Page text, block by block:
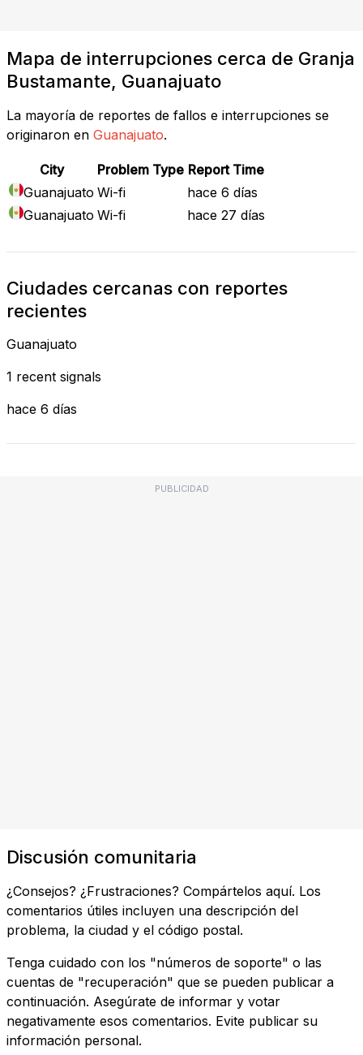
Mapa de interrupciones cerca de Granja
Bustamante, Guanajuato
La mayoría de reportes de fallos e interrupciones se
originaron en Guanajuato.
City Problem Type Report Time
Guanajuato Wi-fi
hace 6 días
Guanajuato Wi-fi hace 27 días
Ciudades cercanas con reportes
recientes
Guanajuato
1 recent signals
hace 6 días
PUBLICIDAD
Discusión comunitaria
¿Consejos? ¿Frustraciones? Compártelos aquí. Los
comentarios útiles incluyen una descripción del
problema, la ciudad y el código postal.
Tenga cuidado con los "números de soporte" o las
cuentas de "recuperación" que se pueden publicar a
continuación. Asegúrate de informar y votar
negativamente esos comentarios. Evite publicar su
información personal.